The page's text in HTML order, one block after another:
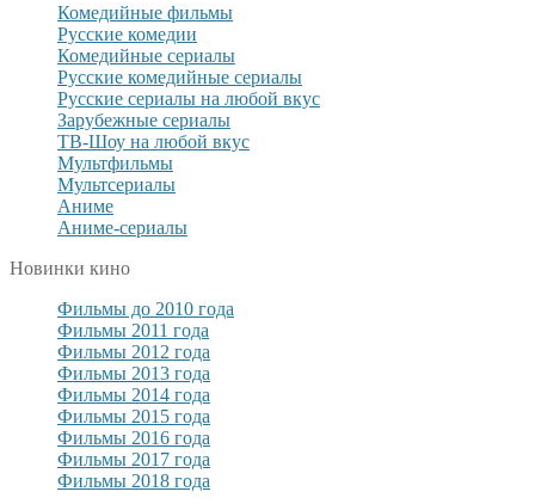
Комедийные фильмы
Русские комедии
Комедийные сериалы
Русские комедийные сериалы
Русские сериалы на любой вкус
Зарубежные сериалы
ТВ-Шоу на любой вкус
Мультфильмы
Мультсериалы
Аниме
Аниме-сериалы
Новинки кино
Фильмы до 2010 года
Фильмы 2011 года
Фильмы 2012 года
Фильмы 2013 года
Фильмы 2014 года
Фильмы 2015 года
Фильмы 2016 года
Фильмы 2017 года
Фильмы 2018 года